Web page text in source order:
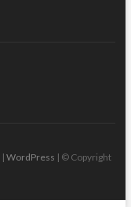
| WordPress | © Copyright